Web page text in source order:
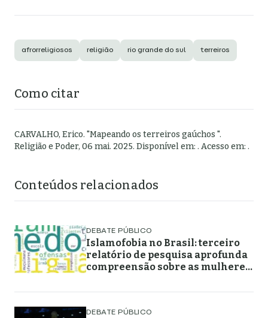
afrorreligiosos religião rio grande do sul terreiros
Como citar
CARVALHO, Erico. "Mapeando os terreiros gaúchos ".
Religião e Poder, 06 mai. 2025. Disponível em: . Acesso em: .
Conteúdos relacionados
DEBATE PÚBLICO
Islamofobia no Brasil: terceiro
relatório de pesquisa aprofunda
compreensão sobre as mulheres
DEBATE PÚBLICO